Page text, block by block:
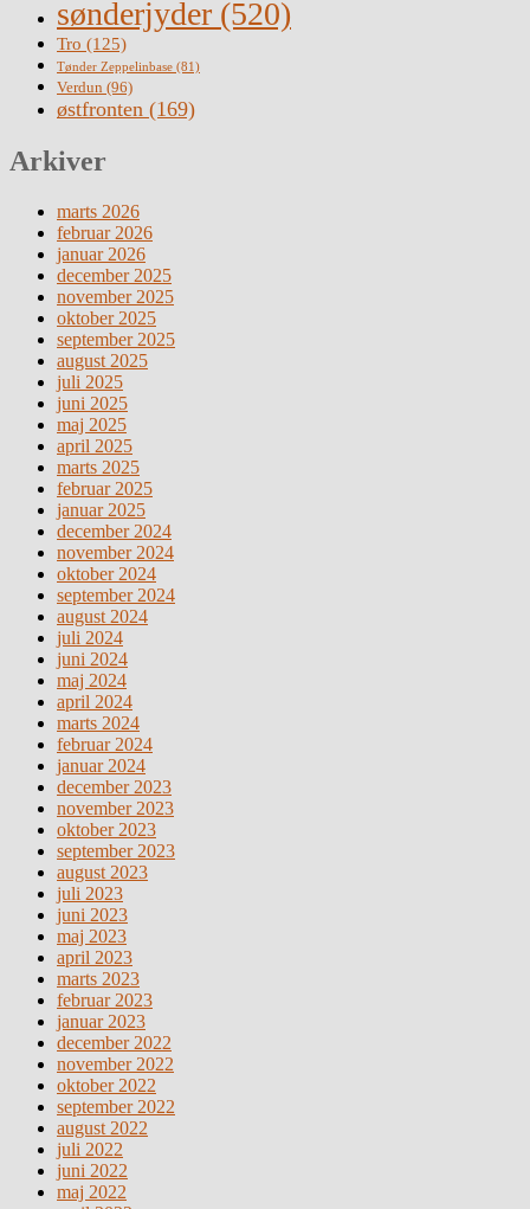
sønderjyder (520)
Tro (125)
Tønder Zeppelinbase (81)
Verdun (96)
østfronten (169)
Arkiver
marts 2026
februar 2026
januar 2026
december 2025
november 2025
oktober 2025
september 2025
august 2025
juli 2025
juni 2025
maj 2025
april 2025
marts 2025
februar 2025
januar 2025
december 2024
november 2024
oktober 2024
september 2024
august 2024
juli 2024
juni 2024
maj 2024
april 2024
marts 2024
februar 2024
januar 2024
december 2023
november 2023
oktober 2023
september 2023
august 2023
juli 2023
juni 2023
maj 2023
april 2023
marts 2023
februar 2023
januar 2023
december 2022
november 2022
oktober 2022
september 2022
august 2022
juli 2022
juni 2022
maj 2022